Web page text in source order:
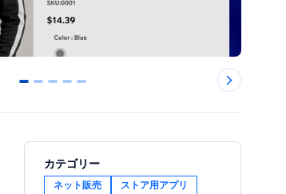
0 1 2 3 4
カテゴリー
ネット販売 ストア用アプリ